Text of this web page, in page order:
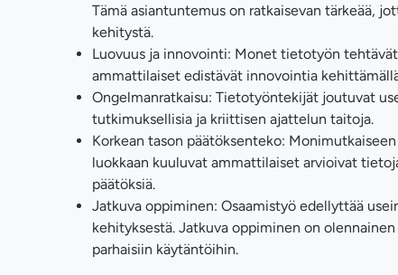
Tämä asiantuntemus on ratkaisevan tärkeää,
kehitystä.
Luovuus ja innovointi: Monet tietotyön
ammattilaiset edistävät innovointia
Ongelmanratkaisu: Tietotyöntekijät joutuvat
tutkimuksellisia ja kriittisen ajattelun taitoja.
Korkean tason päätöksenteko:
luokkaan kuuluvat ammattilaiset arvioivat
päätöksiä.
Jatkuva oppiminen: Osaamistyö edellyttää
kehityksestä. Jatkuva oppiminen on
parhaisiin käytäntöihin.